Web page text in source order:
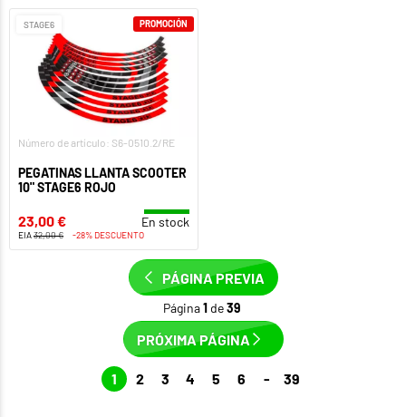
STAGE6
Número de artículo: S6-0510.2/RE
PEGATINAS LLANTA SCOOTER
10" STAGE6 ROJO
23,00 € En stock
EIA32,00 € -28% DESCUENTO
PROMOCIÓN
PÁGINA PREVIA
Página1 de39
PRÓXIMA PÁGINA
1 2 3 4 5 6 - 39